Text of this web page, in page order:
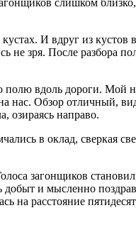
И вдруг из
не зря. После разбора
вдоль дороги. Мой
нас. Обзор отличный,
озираясь направо.
в оклад, сверкая
загонщиков
и мысленно
на расстояние